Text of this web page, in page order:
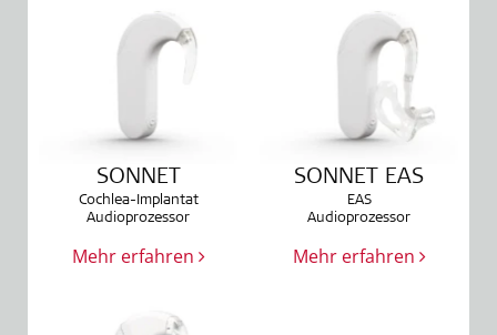
SONNET
Cochlea-Implantat
Audioprozessor
Mehr erfahren
SONNET EAS
EAS
Audioprozessor
Mehr erfahren